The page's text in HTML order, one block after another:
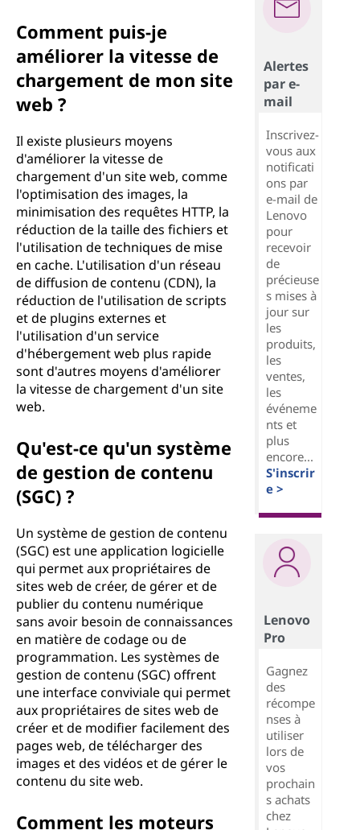
Comment puis-je
améliorer la vitesse de
chargement de mon site
web ?
Il existe plusieurs moyens
d'améliorer la vitesse de
chargement d'un site web, comme
l'optimisation des images, la
minimisation des requêtes HTTP, la
réduction de la taille des fichiers et
l'utilisation de techniques de mise
en cache. L'utilisation d'un réseau
de diffusion de contenu (CDN), la
réduction de l'utilisation de scripts
et de plugins externes et
l'utilisation d'un service
d'hébergement web plus rapide
sont d'autres moyens d'améliorer
la vitesse de chargement d'un site
web.
Qu'est-ce qu'un système
de gestion de contenu
(SGC) ?
Un système de gestion de contenu
(SGC) est une application logicielle
qui permet aux propriétaires de
sites web de créer, de gérer et de
publier du contenu numérique
sans avoir besoin de connaissances
en matière de codage ou de
programmation. Les systèmes de
gestion de contenu (SGC) offrent
une interface conviviale qui permet
aux propriétaires de sites web de
créer et de modifier facilement des
pages web, de télécharger des
images et des vidéos et de gérer le
contenu du site web.
Comment les moteurs
Alertes
par e-
mail
Inscrivez-
vous aux
notificati
ons par
e-mail de
Lenovo
pour
recevoir
de
précieuse
s mises à
jour sur
les
produits,
les
ventes,
les
événeme
nts et
plus
encore...
S'inscrir
e >
Lenovo
Pro
Gagnez
des
récompe
nses à
utiliser
lors de
vos
prochain
s achats
chez